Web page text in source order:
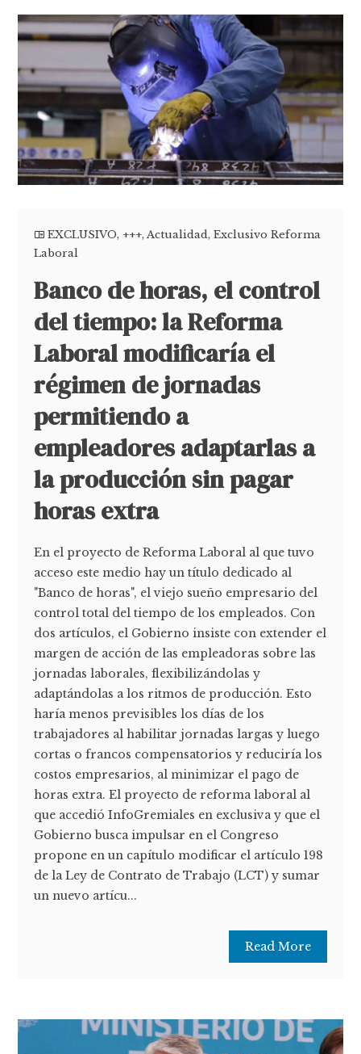
EXCLUSIVO, +++,Actualidad,Exclusivo Reforma
Laboral
Banco de horas, el control
del tiempo: la Reforma
Laboral modificaría el
régimen de jornadas
permitiendo a
empleadores adaptarlas a
la producción sin pagar
horas extra
En el proyecto de Reforma Laboral al que tuvo
acceso este medio hay un título dedicado al
"Banco de horas", el viejo sueño empresario del
control total del tiempo de los empleados. Con
dos artículos, el Gobierno insiste con extender el
margen de acción de las empleadoras sobre las
jornadas laborales, flexibilizándolas y
adaptándolas a los ritmos de producción. Esto
haría menos previsibles los días de los
trabajadores al habilitar jornadas largas y luego
cortas o francos compensatorios y reduciría los
costos empresarios, al minimizar el pago de
horas extra. El proyecto de reforma laboral al
que accedió InfoGremiales en exclusiva y que el
Gobierno busca impulsar en el Congreso
propone en un capítulo modificar el artículo 198
de la Ley de Contrato de Trabajo (LCT) y sumar
un nuevo artícu...
Read More